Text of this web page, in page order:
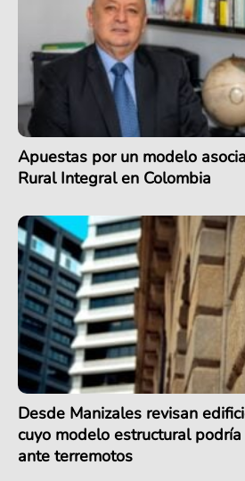
Apuestas por un modelo
Rural Integral en Colombia
Desde Manizales revisan
cuyo modelo estructural
ante terremotos